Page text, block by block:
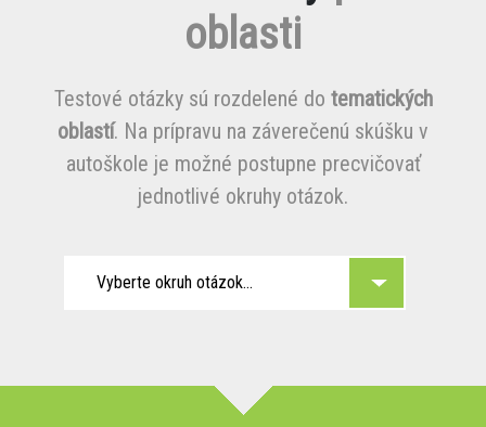
oblasti
Testové otázky sú rozdelené do tematických
oblastí. Na prípravu na záverečenú skúšku v
autoškole je možné postupne precvičovať
jednotlivé okruhy otázok.
Vyberte okruh otázok...